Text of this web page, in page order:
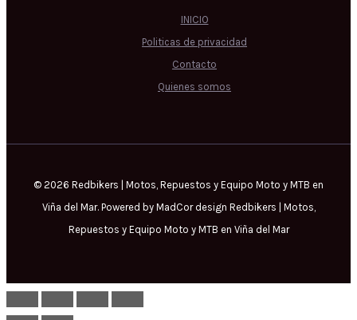
INICIO
Politicas de privacidad
Contacto
Quienes somos
© 2026 Redbikers | Motos, Repuestos y Equipo Moto y MTB en
Viña del Mar. Powered by MadCor design Redbikers | Motos,
Repuestos y Equipo Moto y MTB en Viña del Mar